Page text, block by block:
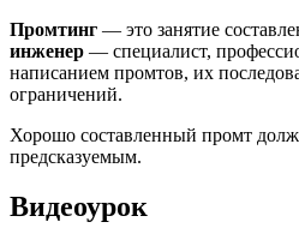
Промтинг — это занятие
инженер — специалист,
написанием промтов, их
ограничений.
Хорошо составленный промт
предсказуемым.
Видеоурок